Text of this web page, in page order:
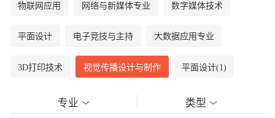
物联网应用 网络与新媒体专业 数字媒体技术
平面设计 电子竞技与主持 大数据应用专业
3D打印技术 视觉传播设计与制作 平面设计(1)
专业 类型